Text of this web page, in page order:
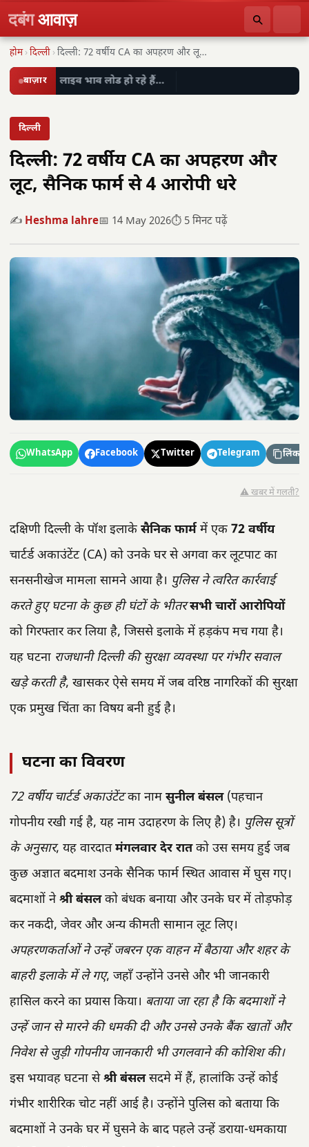
दबंगआवाज़
होम ›दिल्ली › दिल्ली: 72 वर्षीय CA का अपहरण और लूट,…
बाज़ार लाइव भाव लोड हो रहे हैं…
दिल्ली
दिल्ली: 72 वर्षीय CA का अपहरण और
लूट, सैनिक फार्म से 4 आरोपी धरे
✍️ Heshma lahre📅 14 May 2026⏱️ 5 मिनट पढ़ें
WhatsApp Facebook Twitter Telegram लिंक
⚠️ खबर में गलती?
दक्षिणी दिल्ली के पॉश इलाके सैनिक फार्म में एक 72 वर्षीय
चार्टर्ड अकाउंटेंट (CA) को उनके घर से अगवा कर लूटपाट का
सनसनीखेज मामला सामने आया है। पुलिस ने त्वरित कार्रवाई
करते हुए घटना के कुछ ही घंटों के भीतर सभी चारों आरोपियों
को गिरफ्तार कर लिया है, जिससे इलाके में हड़कंप मच गया है।
यह घटना राजधानी दिल्ली की सुरक्षा व्यवस्था पर गंभीर सवाल
खड़े करती है, खासकर ऐसे समय में जब वरिष्ठ नागरिकों की सुरक्षा
एक प्रमुख चिंता का विषय बनी हुई है।
घटना का विवरण
72 वर्षीय चार्टर्ड अकाउंटेंटका नाम सुनील बंसल(पहचान
गोपनीय रखी गई है, यह नाम उदाहरण के लिए है) है। पुलिस सूत्रों
के अनुसार, यह वारदातमंगलवार देर रातको उस समय हुई जब
कुछ अज्ञात बदमाश उनके सैनिक फार्म स्थित आवास में घुस गए।
बदमाशों नेश्री बंसलको बंधक बनाया और उनके घर में तोड़फोड़
कर नकदी, जेवर और अन्य कीमती सामान लूट लिए।
अपहरणकर्ताओं ने उन्हें जबरन एक वाहन में बैठाया और शहर के
बाहरी इलाके में ले गए, जहाँ उन्होंने उनसे और भी जानकारी
हासिल करने का प्रयास किया। बताया जा रहा है कि बदमाशों ने
उन्हें जान से मारने की धमकी दी और उनसे उनके बैंक खातों और
निवेश से जुड़ी गोपनीय जानकारी भी उगलवाने की कोशिश की।
इस भयावह घटना सेश्री बंसलसदमे में हैं, हालांकि उन्हें कोई
गंभीर शारीरिक चोट नहीं आई है। उन्होंने पुलिस को बताया कि
बदमाशों ने उनके घर में घुसने के बाद पहले उन्हें डराया-धमकाया